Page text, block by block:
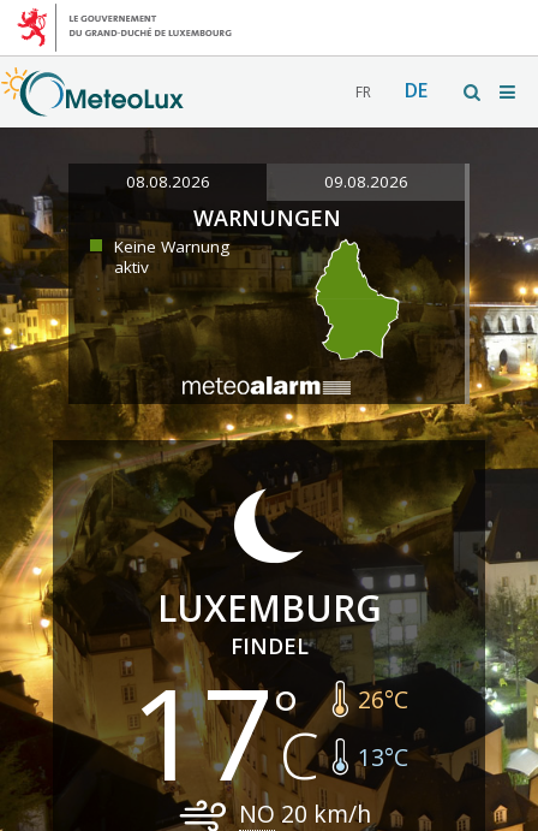
FR DE
08.08.2026 09.08.2026
WARNUNGEN
Keine Warnung
aktiv
LUXEMBURG
FINDEL
17 26°C
13°C
NO 20 km/h